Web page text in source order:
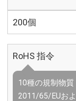
200個
RoHS 指令
10種の規制物質
2011/65/EUお